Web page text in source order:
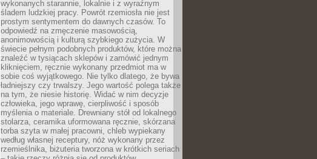
wykonanych starannie, lokalnie i z wyraźnym
śladem ludzkiej pracy. Powrót rzemiosła nie jest
prostym sentymentem do dawnych czasów. To
odpowiedź na zmęczenie masowością,
anonimowością i kulturą szybkiego zużycia. W
świecie pełnym podobnych produktów, które można
znaleźć w tysiącach sklepów i zamówić jednym
kliknięciem, ręcznie wykonany przedmiot ma w
sobie coś wyjątkowego. Nie tylko dlatego, że bywa
ładniejszy czy trwalszy. Jego wartość polega także
na tym, że niesie historię. Widać w nim decyzje
człowieka, jego wprawę, cierpliwość i sposób
myślenia o materiale. Drewniany stół od lokalnego
stolarza, ceramika uformowana ręcznie, skórzana
torba szyta w małej pracowni, chleb wypiekany
według własnej receptury, nóż wykonany przez
rzemieślnika, biżuteria tworzona w krótkich seriach